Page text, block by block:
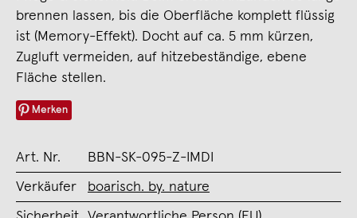
brennen lassen, bis die Oberfläche komplett flüssig
ist (Memory-Effekt). Docht auf ca. 5 mm kürzen,
Zugluft vermeiden, auf hitzebeständige, ebene
Fläche stellen.
Merken
Art. Nr. BBN-SK-095-Z-IMDI
Verkäufer boarisch. by. nature